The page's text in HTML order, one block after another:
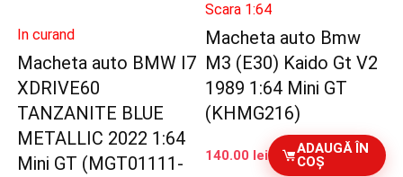
In curand
Macheta auto BMW I7
XDRIVE60
TANZANITE BLUE
METALLIC 2022 1:64
Mini GT (MGT01111-
Scara 1:64
Macheta auto Bmw
M3 (E30) Kaido Gt V2
1989 1:64 Mini GT
(KHMG216)
140.00 lei
ADAUGĂ ÎN
COȘ